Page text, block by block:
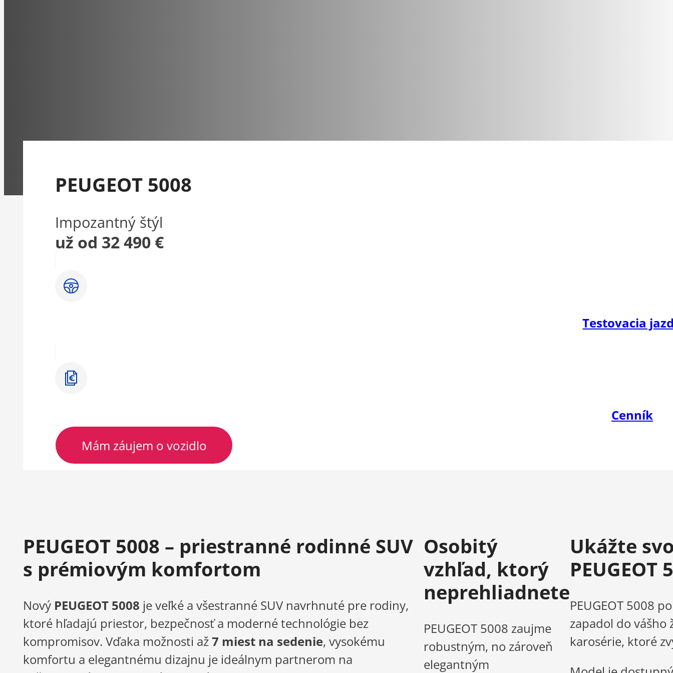
PEUGEOT 5008
Impozantný štýl
už od 32 490 €
Testovacia
Cenník
Mám záujem o vozidlo
PEUGEOT 5008 – priestranné rodinné SUV
s prémiovým komfortom
Nový PEUGEOT 5008 je veľké a všestranné SUV navrhnuté pre rodiny,
ktoré hľadajú priestor, bezpečnosť a moderné technológie bez
kompromisov. Vďaka možnosti až7 miest na sedenie, vysokému
komfortu a elegantnému dizajnu je ideálnym partnerom na
Osobitý
vzhľad, ktorý
neprehliadnete
PEUGEOT 5008 zaujme
robustným, no zároveň
elegantným
Ukážte
PEUGEOT
PEUGEOT 5008
zapadol do
karosérie, ktoré